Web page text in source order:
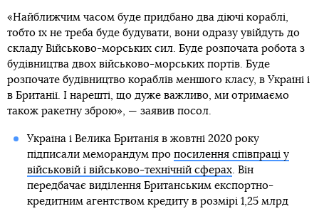
«Найближчим часом буде придбано два діючі кораблі,
тобто їх не треба буде будувати, вони одразу увійдуть до
складу Військово-морських сил. Буде розпочата робота з
будівництва двох військово-морських портів. Буде
розпочате будівництво кораблів меншого класу, в Україні і
в Британії. І нарешті, що дуже важливо, ми отримаємо
також ракетну зброю», — заявив посол.
Україна і Велика Британія в жовтні 2020 року
підписали меморандум про посилення співпраці у
військовій і військово-технічній сферах. Він
передбачає виділення Британським експортно-
кредитним агентством кредиту в розмірі 1,25 млрд